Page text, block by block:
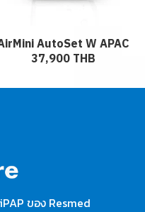
AutoSet W APAC
37,900 THB
ของ Resmed